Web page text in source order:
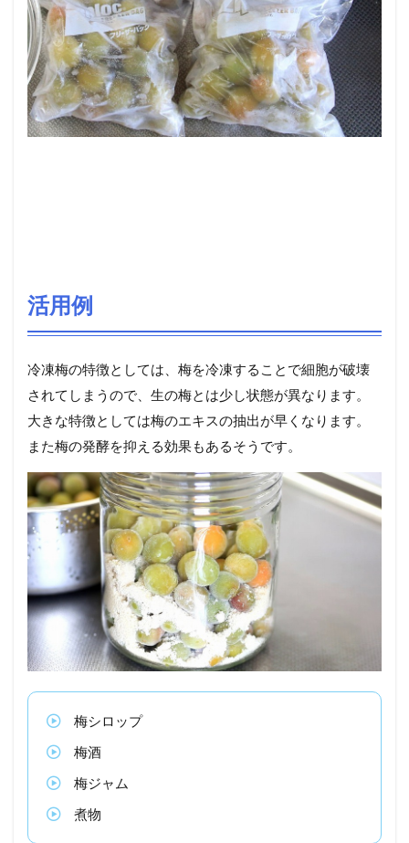
活用例
冷凍梅の特徴としては、梅を冷凍することで細胞が破壊
されてしまうので、生の梅とは少し状態が異なります。
大きな特徴としては梅のエキスの抽出が早くなります。
また梅の発酵を抑える効果もあるそうです。
梅シロップ
梅酒
梅ジャム
煮物